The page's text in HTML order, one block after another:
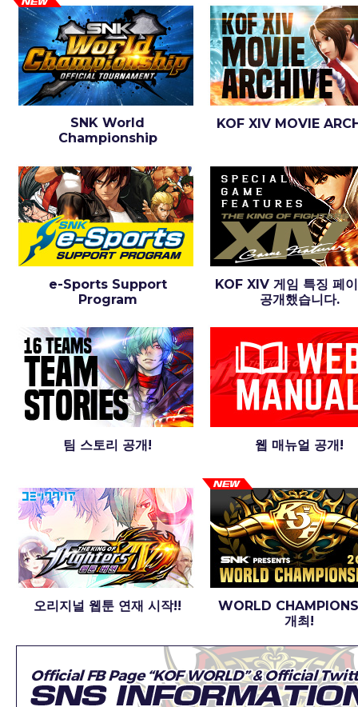
SNK World
Championship
KOF XIV MOVIE
e-Sports Support
Program
KOF XIV 게임 특징 페
공개했습니다.
팀 스토리 공개! 웹 매뉴얼 공개!
오리지널 웹툰 연재 시작!!
WORLD
개최!